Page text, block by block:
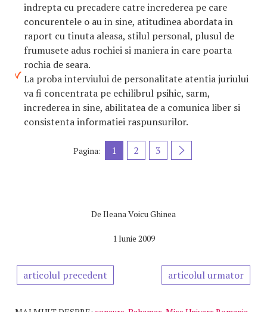
indrepta cu precadere catre increderea pe care
concurentele o au in sine, atitudinea abordata in
raport cu tinuta aleasa, stilul personal, plusul de
frumusete adus rochiei si maniera in care poarta
rochia de seara.
La proba interviului de personalitate atentia juriului
va fi concentrata pe echilibrul psihic, sarm,
increderea in sine, abilitatea de a comunica liber si
consistenta informatiei raspunsurilor.
Pagina: 1 2 3
De Ileana Voicu Ghinea
1 Iunie 2009
articolul precedent articolul urmator